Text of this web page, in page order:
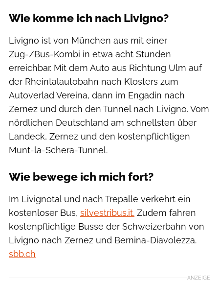
Wie komme ich nach Livigno?
Livigno ist von München aus mit einer
Zug-/Bus-Kombi in etwa acht Stunden
erreichbar. Mit dem Auto aus Richtung Ulm auf
der Rheintalautobahn nach Klosters zum
Autoverlad Vereina, dann im Engadin nach
Zernez und durch den Tunnel nach Livigno. Vom
nördlichen Deutschland am schnellsten über
Landeck, Zernez und den kostenpflichtigen
Munt-la-Schera-Tunnel.
Wie bewege ich mich fort?
Im Livignotal und nach Trepalle verkehrt ein
kostenloser Bus, silvestribus.it. Zudem fahren
kostenpflichtige Busse der Schweizerbahn von
Livigno nach Zernez und Bernina-Diavolezza.
sbb.ch
ANZEIGE